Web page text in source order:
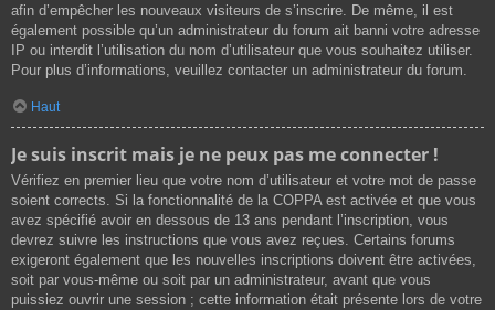
afin d’empêcher les nouveaux visiteurs de s’inscrire. De même, il est
également possible qu’un administrateur du forum ait banni votre adresse
IP ou interdit l’utilisation du nom d’utilisateur que vous souhaitez utiliser.
Pour plus d’informations, veuillez contacter un administrateur du forum.
Haut
Je suis inscrit mais je ne peux pas me connecter !
Vérifiez en premier lieu que votre nom d’utilisateur et votre mot de passe
soient corrects. Si la fonctionnalité de la COPPA est activée et que vous
avez spécifié avoir en dessous de 13 ans pendant l’inscription, vous
devrez suivre les instructions que vous avez reçues. Certains forums
exigeront également que les nouvelles inscriptions doivent être activées,
soit par vous-même ou soit par un administrateur, avant que vous
puissiez ouvrir une session ; cette information était présente lors de votre